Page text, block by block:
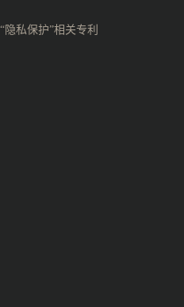
私保护”相关专利